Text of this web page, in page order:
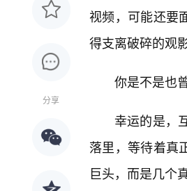
分享
视频，可能还要
得支离破碎的观
你是不是也
幸运的是，
落里，等待着真
巨头，而是几个